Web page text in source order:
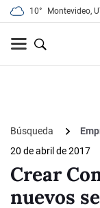
10° Montevideo,
Búsqueda
20 de abril de 2017
Crear
nuevos